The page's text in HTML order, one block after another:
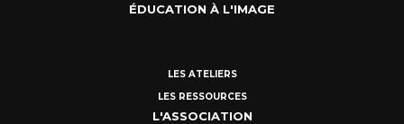
ÉDUCATION À L'IMAGE
LES ATELIERS
LES RESSOURCES
L'ASSOCIATION